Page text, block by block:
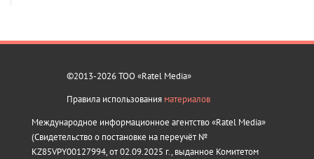
©2013-2026 ТОО «Ratel Media»
Правила использования материалов
Международное информационное агентство «Ratel Media»
(Свидетельство о постановке на переучёт №
KZ85VPY00127994, от 02.09.2025 г., выданное Комитетом